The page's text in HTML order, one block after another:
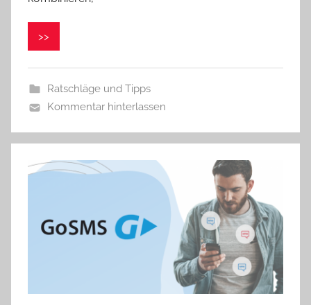
>>
Ratschläge und Tipps
Kommentar hinterlassen